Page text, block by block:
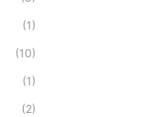
(1)
(10)
(1)
(2)